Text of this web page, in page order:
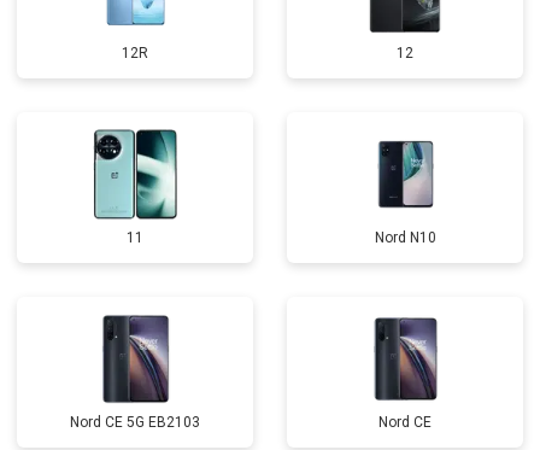
12R 12
11 Nord N10
Nord CE 5G EB2103 Nord CE